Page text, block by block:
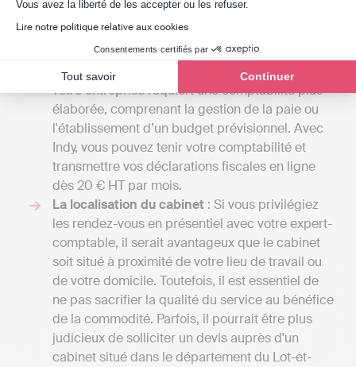
Vous avez la liberté de les accepter ou les refuser.
Lire notre politique relative aux cookies
Consentements certifiés par
Tout savoir Continuer
comptables peuvent commencer entre 1000 et
2000 euros par an pour une petite mission
confiée à un comptable indépendant et peuvent
grimper jusqu'à plusieurs milliers d'euros si
votre entreprise requiert une comptabilité plus
élaborée, comprenant la gestion de la paie ou
l'établissement d’un budget prévisionnel. Avec
Indy, vous pouvez tenir votre comptabilité et
transmettre vos déclarations fiscales en ligne
dès 20 € HT par mois.
La localisation du cabinet : Si vous privilégiez
les rendez-vous en présentiel avec votre expert-
comptable, il serait avantageux que le cabinet
soit situé à proximité de votre lieu de travail ou
de votre domicile. Toutefois, il est essentiel de
ne pas sacrifier la qualité du service au bénéfice
de la commodité. Parfois, il pourrait être plus
judicieux de solliciter un devis auprès d'un
cabinet situé dans le département du Lot-et-